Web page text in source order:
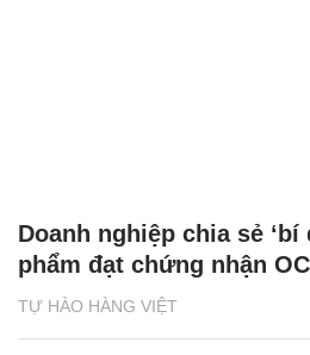
TỰ HÀO HÀNG VIỆT
Doanh nghiệp chia sẻ ‘bí
phẩm đạt chứng nhận